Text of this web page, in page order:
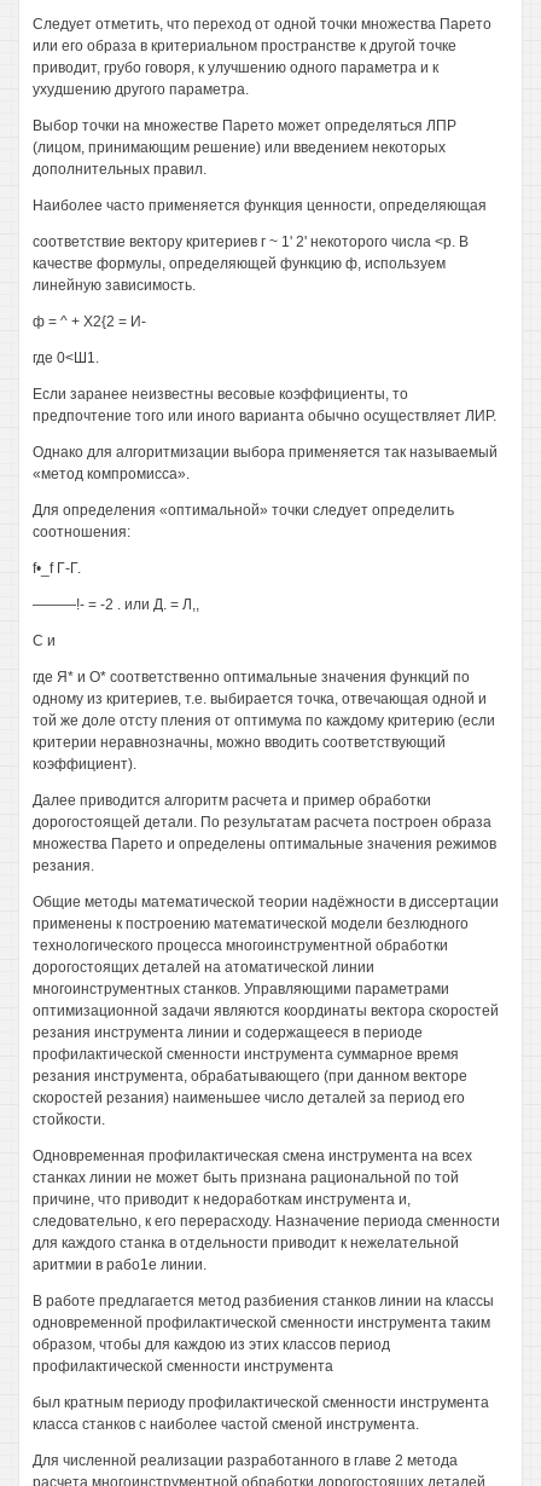
Следует отметить, что переход от одной точки множества Парето
или его образа в критериальном пространстве к другой точке
приводит, грубо говоря, к улучшению одного параметра и к
ухудшению другого параметра.
Выбор точки на множестве Парето может определяться ЛПР
(лицом, принимающим решение) или введением некоторых
дополнительных правил.
Наиболее часто применяется функция ценности, определяющая
соответствие вектору критериев г ~ 1' 2' некоторого числа <р. В
качестве формулы, определяющей функцию ф, используем
линейную зависимость.
ф = ^ + Х2{2 = И-
где 0<Ш1.
Если заранее неизвестны весовые коэффициенты, то
предпочтение того или иного варианта обычно осуществляет ЛИР.
Однако для алгоритмизации выбора применяется так называемый
«метод компромисса».
Для определения «оптимальной» точки следует определить
соотношения:
f•_f Г-Г.
———!- = -2 . или Д. = Л,,
С и
где Я* и О* соответственно оптимальные значения функций по
одному из критериев, т.е. выбирается точка, отвечающая одной и
той же доле отсту пления от оптимума по каждому критерию (если
критерии неравнозначны, можно вводить соответствующий
коэффициент).
Далее приводится алгоритм расчета и пример обработки
дорогостоящей детали. По результатам расчета построен образа
множества Парето и определены оптимальные значения режимов
резания.
Общие методы математической теории надёжности в диссертации
применены к построению математической модели безлюдного
технологического процесса многоинструментной обработки
дорогостоящих деталей на атоматической линии
многоинструментных станков. Управляющими параметрами
оптимизационной задачи являются координаты вектора скоростей
резания инструмента линии и содержащееся в периоде
профилактической сменности инструмента суммарное время
резания инструмента, обрабатывающего (при данном векторе
скоростей резания) наименьшее число деталей за период его
стойкости.
Одновременная профилактическая смена инструмента на всех
станках линии не может быть признана рациональной по той
причине, что приводит к недоработкам инструмента и,
следовательно, к его перерасходу. Назначение периода сменности
для каждого станка в отдельности приводит к нежелательной
аритмии в рабо1е линии.
В работе предлагается метод разбиения станков линии на классы
одновременной профилактической сменности инструмента таким
образом, чтобы для каждою из этих классов период
профилактической сменности инструмента
был кратным периоду профилактической сменности инструмента
класса станков с наиболее частой сменой инструмента.
Для численной реализации разработанного в главе 2 метода
расчета многоинструментной обработки дорогостоящих деталей